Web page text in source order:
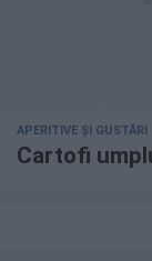
APERITIVE ȘI GUSTĂRI
Cartofi